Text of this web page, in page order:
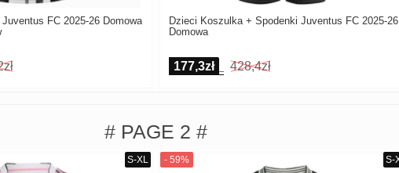
FC 2025-26 Domowa
Dzieci Koszulka + Spodenki Juventus FC 2025-26
Domowa
177,3zł 428,4zł
# PAGE 2 #